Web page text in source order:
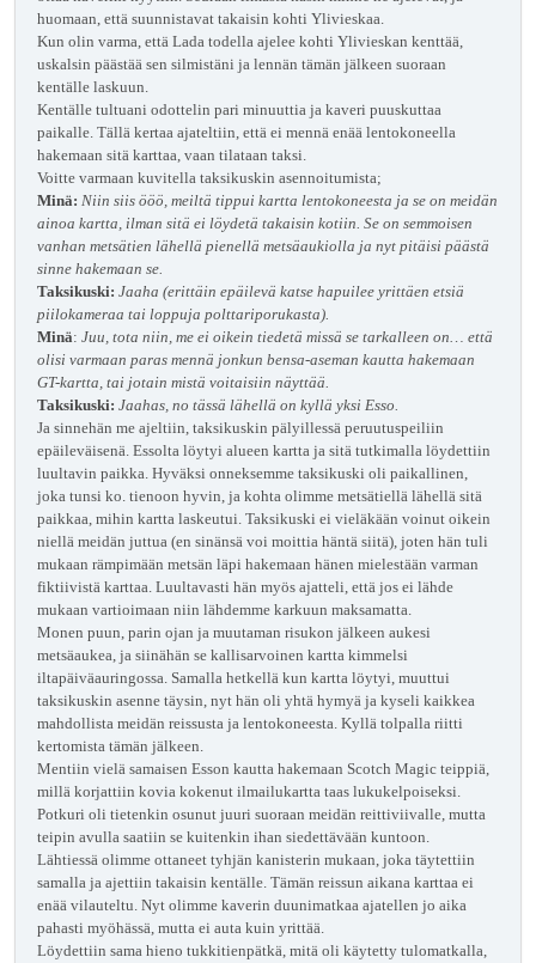
huomaan, että suunnistavat takaisin kohti Ylivieskaa.
Kun olin varma, että Lada todella ajelee kohti Ylivieskan kenttää,
uskalsin päästää sen silmistäni ja lennän tämän jälkeen suoraan
kentälle laskuun.
Kentälle tultuani odottelin pari minuuttia ja kaveri puuskuttaa
paikalle. Tällä kertaa ajateltiin, että ei mennä enää lentokoneella
hakemaan sitä karttaa, vaan tilataan taksi.
Voitte varmaan kuvitella taksikuskin asennoitumista;
Minä: Niin siis ööö, meiltä tippui kartta lentokoneesta ja se on meidän
ainoa kartta, ilman sitä ei löydetä takaisin kotiin. Se on semmoisen
vanhan metsätien lähellä pienellä metsäaukiolla ja nyt pitäisi päästä
sinne hakemaan se.
Taksikuski: Jaaha (erittäin epäilevä katse hapuilee yrittäen etsiä
piilokameraa tai loppuja polttariporukasta).
Minä: Juu, tota niin, me ei oikein tiedetä missä se tarkalleen on… että
olisi varmaan paras mennä jonkun bensa-aseman kautta hakemaan
GT-kartta, tai jotain mistä voitaisiin näyttää.
Taksikuski: Jaahas, no tässä lähellä on kyllä yksi Esso.
Ja sinnehän me ajeltiin, taksikuskin pälyillessä peruutuspeiliin
epäileväisenä. Essolta löytyi alueen kartta ja sitä tutkimalla löydettiin
luultavin paikka. Hyväksi onneksemme taksikuski oli paikallinen,
joka tunsi ko. tienoon hyvin, ja kohta olimme metsätiellä lähellä sitä
paikkaa, mihin kartta laskeutui. Taksikuski ei vieläkään voinut oikein
niellä meidän juttua (en sinänsä voi moittia häntä siitä), joten hän tuli
mukaan rämpimään metsän läpi hakemaan hänen mielestään varman
fiktiivistä karttaa. Luultavasti hän myös ajatteli, että jos ei lähde
mukaan vartioimaan niin lähdemme karkuun maksamatta.
Monen puun, parin ojan ja muutaman risukon jälkeen aukesi
metsäaukea, ja siinähän se kallisarvoinen kartta kimmelsi
iltapäiväauringossa. Samalla hetkellä kun kartta löytyi, muuttui
taksikuskin asenne täysin, nyt hän oli yhtä hymyä ja kyseli kaikkea
mahdollista meidän reissusta ja lentokoneesta. Kyllä tolpalla riitti
kertomista tämän jälkeen.
Mentiin vielä samaisen Esson kautta hakemaan Scotch Magic teippiä,
millä korjattiin kovia kokenut ilmailukartta taas lukukelpoiseksi.
Potkuri oli tietenkin osunut juuri suoraan meidän reittiviivalle, mutta
teipin avulla saatiin se kuitenkin ihan siedettävään kuntoon.
Lähtiessä olimme ottaneet tyhjän kanisterin mukaan, joka täytettiin
samalla ja ajettiin takaisin kentälle. Tämän reissun aikana karttaa ei
enää vilauteltu. Nyt olimme kaverin duunimatkaa ajatellen jo aika
pahasti myöhässä, mutta ei auta kuin yrittää.
Löydettiin sama hieno tukkitienpätkä, mitä oli käytetty tulomatkalla,